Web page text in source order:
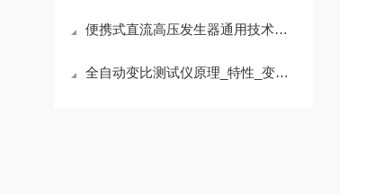
便携式直流高压发生器通用技术条件
全自动变比测试仪原理_特性_变比测试仪技术性能-上海晟皋电气